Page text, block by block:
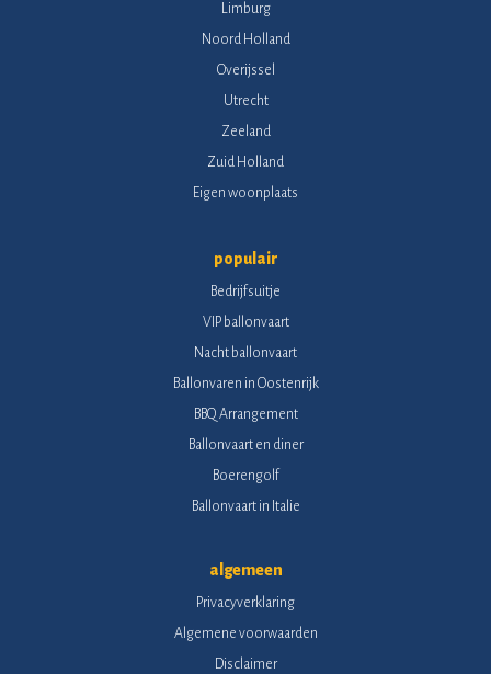
Limburg
Noord Holland
Overijssel
Utrecht
Zeeland
Zuid Holland
Eigen woonplaats
populair
Bedrijfsuitje
VIP ballonvaart
Nacht ballonvaart
Ballonvaren in Oostenrijk
BBQ Arrangement
Ballonvaart en diner
Boerengolf
Ballonvaart in Italie
algemeen
Privacyverklaring
Algemene voorwaarden
Disclaimer